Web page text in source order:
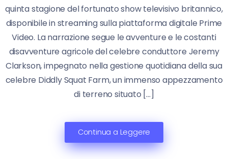
quinta stagione del fortunato show televisivo britannico,
disponibile in streaming sulla piattaforma digitale Prime
Video. La narrazione segue le avventure e le costanti
disavventure agricole del celebre conduttore Jeremy
Clarkson, impegnato nella gestione quotidiana della sua
celebre Diddly Squat Farm, un immenso appezzamento
di terreno situato […]
Continua a Leggere